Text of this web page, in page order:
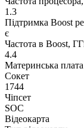
1.3
Підтримка Boost
є
Частота в Boost,
4.4
Материнська плата
Сокет
1744
Чіпсет
SOC
Відеокарта